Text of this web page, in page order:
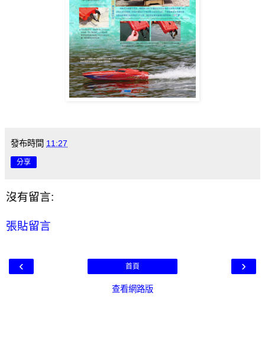
發布時間 11:27
分享
沒有留言:
張貼留言
‹ ›
首頁
查看網路版